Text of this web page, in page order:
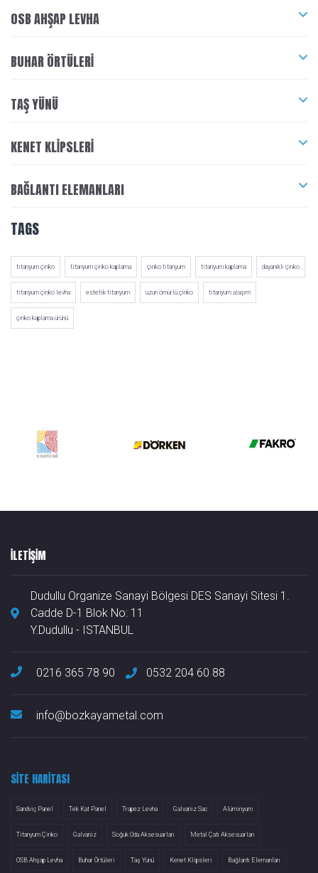
OSB AHŞAP LEVHA
BUHAR ÖRTÜLERI
TAŞ YÜNÜ
KENET KLIPSLERI
BAĞLANTI ELEMANLARI
TAGS
titanyum çinko titanyum çinko kaplama çinko titanyum titanyum kaplama dayanıklı çinko
titanyum çinko levha estetik titanyum uzun ömürlü çinko titanyum alaşım
çinko kaplama ürünü
ILETIŞIM
Dudullu Organize Sanayi Bölgesi DES Sanayi Sitesi 1.
Cadde D-1 Blok No: 11
Y.Dudullu - ISTANBUL
0216 365 78 90 0532 204 60 88
info@bozkayametal.com
SITE HARITASI
Sandviç Panel Tek Kat Panel Trapez Levha Galvaniz Sac Alüminyum
Titanyum Çinko Galvaniz Soğuk Oda Aksesuarları Metal Çatı Aksesuarları
OSB Ahşap Levha Buhar Örtüleri Taş Yünü Kenet Klipsleri Bağlantı Elemanları